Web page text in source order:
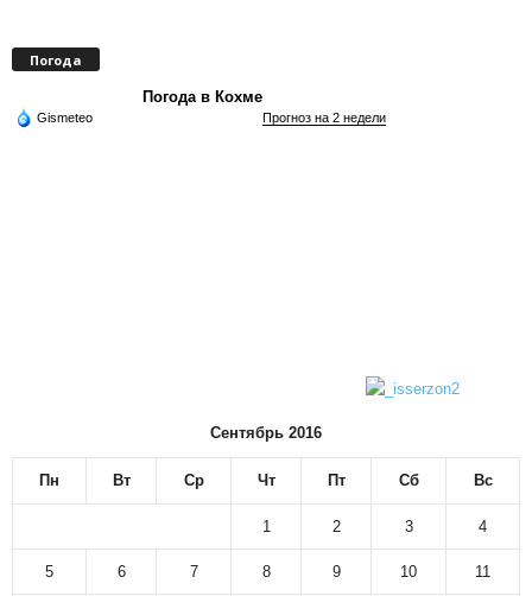
Погода
Погода в Кохме
Gismeteo Прогноз на 2 недели
Сентябрь 2016
Пн Вт Ср Чт Пт Сб Вс
1 2 3 4
5 6 7 8 9 10 11